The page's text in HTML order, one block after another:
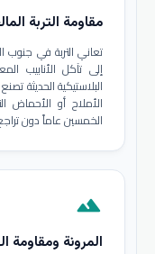
مقاومة التربة
تعاني التربة في جنوب
إلى تآكل الأنابيب
البلاستيكية الحديثة
الأملاح أو الأحماض
الخمسين عاماً دون
terrain
المرونة ومقاومة